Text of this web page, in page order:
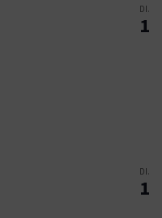
DI.
1
DI.
1